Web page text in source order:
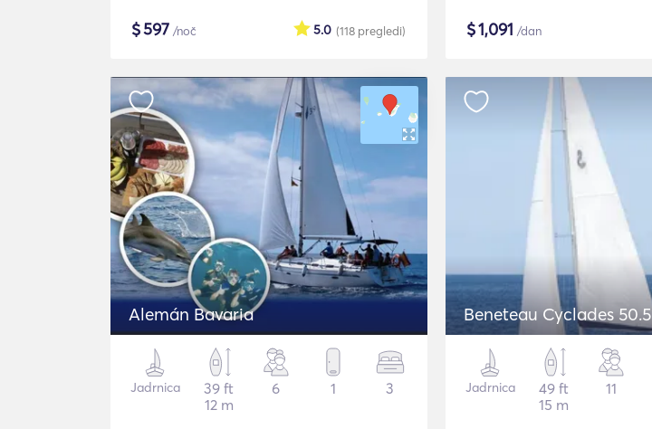
$597 /noč (118 pregledi)
5.0 $1,091 /dan
Alemán Bavaria
Jadrnica
39 ft
12 m
6 1 3
Beneteau Cyclades 50.5
Jadrnica
49 ft
15 m
11